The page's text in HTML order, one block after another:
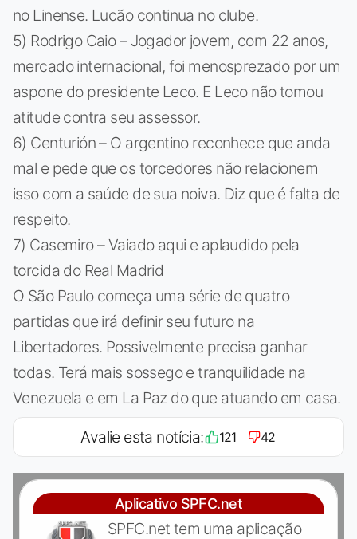
no Linense. Lucão continua no clube.
5) Rodrigo Caio – Jogador jovem, com 22 anos,
mercado internacional, foi menosprezado por um
aspone do presidente Leco. E Leco não tomou
atitude contra seu assessor.
6) Centurión – O argentino reconhece que anda
mal e pede que os torcedores não relacionem
isso com a saúde de sua noiva. Diz que é falta de
respeito.
7) Casemiro – Vaiado aqui e aplaudido pela
torcida do Real Madrid
O São Paulo começa uma série de quatro
partidas que irá definir seu futuro na
Libertadores. Possivelmente precisa ganhar
todas. Terá mais sossego e tranquilidade na
Venezuela e em La Paz do que atuando em casa.
Avalie esta notícia: 121 42
Aplicativo SPFC.net
SPFC.net tem uma aplicação